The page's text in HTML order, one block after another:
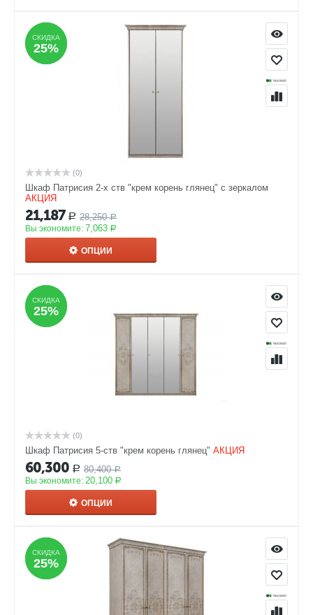
СКИДКА
25%
СКИДКА
25%
(0)
Шкаф Патрисия 2-х ств "крем корень глянец" с зеркалом
АКЦИЯ
21,187 Р 28,250 Р
Вы экономите: 7,063 Р
ОПЦИИ
СКИДКА
25%
СКИДКА
25%
(0)
Шкаф Патрисия 5-ств "крем корень глянец" АКЦИЯ
60,300 Р 80,400 Р
Вы экономите: 20,100 Р
ОПЦИИ
СКИДКА
25%
СКИДКА
25%